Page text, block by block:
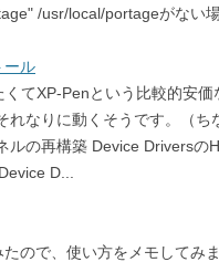
/usr/local/portageがない
ール
てXP-Penという比較的安
れなりに動くそうです。（
ルの再構築 Device Driversの
D...
ので、使い方をメモしてみ